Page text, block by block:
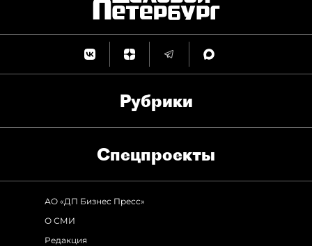
Рубрики
Спец­проекты
АО «ДП Бизнес Пресс»
О СМИ
Редакция